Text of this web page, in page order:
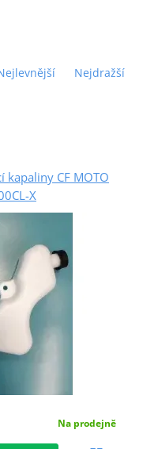
Nejdražší
kapaliny CF MOTO
X
Na prodejně